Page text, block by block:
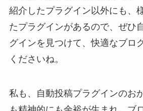
紹介したプラグイン以外にも、
たプラグインがあるので、ぜひ
グインを見つけて、快適なブロ
くださいね。
私も、自動投稿プラグインのお